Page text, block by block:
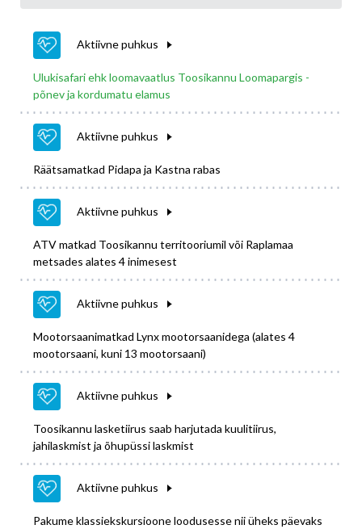
Aktiivne puhkus
Ulukisafari ehk loomavaatlus Toosikannu Loomapargis -
põnev ja kordumatu elamus
Aktiivne puhkus
Räätsamatkad Pidapa ja Kastna rabas
Aktiivne puhkus
ATV matkad Toosikannu territooriumil või Raplamaa
metsades alates 4 inimesest
Aktiivne puhkus
Mootorsaanimatkad Lynx mootorsaanidega (alates 4
mootorsaani, kuni 13 mootorsaani)
Aktiivne puhkus
Toosikannu lasketiirus saab harjutada kuulitiirus,
jahilaskmist ja õhupüssi laskmist
Aktiivne puhkus
Pakume klassiekskursioone loodusesse nii üheks päevaks